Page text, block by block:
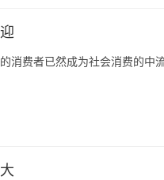
消费者已然成为社会消费的